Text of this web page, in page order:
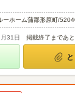
ーホーム蒲郡形原町/
31日 掲載終了まであ